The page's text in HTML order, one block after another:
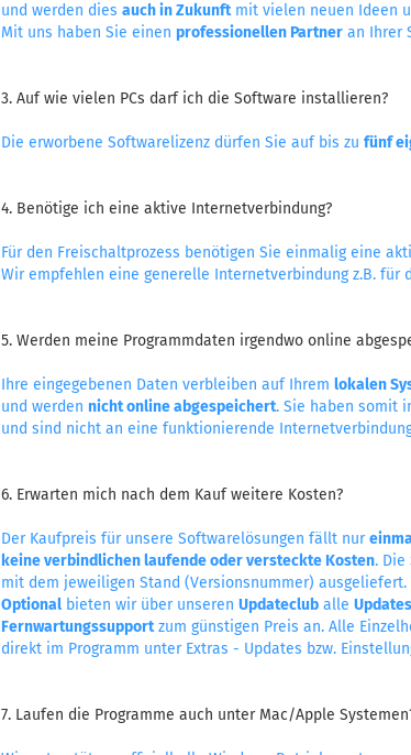
und werden dies auch in Zukunftmit vielen neuen Ideen
Mit uns haben Sie einen professionellen Partner an Ihrer
3. Auf wie vielen PCs darf ich die Software installieren?
Die erworbene Softwarelizenz dürfen Sie auf bis zu fünf
4. Benötige ich eine aktive Internetverbindung?
Für den Freischaltprozess benötigen Sie einmalig eine
Wir empfehlen eine generelle Internetverbindung z.B. für
5. Werden meine Programmdaten irgendwo online
Ihre eingegebenen Daten verbleiben auf Ihrem lokalen
und werden nicht online abgespeichert. Sie haben somit
und sind nicht an eine funktionierende
6. Erwarten mich nach dem Kauf weitere Kosten?
Der Kaufpreis für unsere Softwarelösungen fällt nur
keine verbindlichen laufende oder versteckte Kosten. Die
mit dem jeweiligen Stand (Versionsnummer) ausgeliefert.
Optional bieten wir über unseren Updateclub alle
Fernwartungssupportzum günstigen Preis an. Alle
direkt im Programm unter Extras - Updates bzw.
7. Laufen die Programme auch unter Mac/Apple